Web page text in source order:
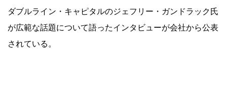
ダブルライン・キャピタルのジェフリー・ガンドラック氏
が広範な話題について語ったインタビューが会社から公表
されている。